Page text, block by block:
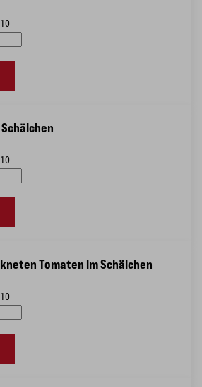
Tomaten im Schälchen